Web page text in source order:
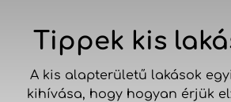
Tippek kis
A kis alapterületű lakások
kihívása, hogy hogyan érjük